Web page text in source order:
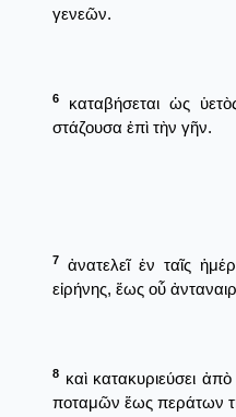
γενεῶν.
6
καταβήσεται ὡς
στάζουσα ἐπὶ τὴν γῆν.
7
ἀνατελεῖ ἐν ταῖς
εἰρήνης, ἕως οὗ
8 καὶ κατακυριεύσει
ποταμῶν ἕως περάτων